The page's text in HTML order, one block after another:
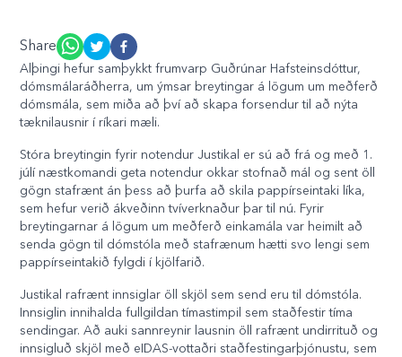
Share
Alþingi hefur samþykkt frumvarp Guðrúnar Hafsteinsdóttur,
dómsmálaráðherra, um ýmsar breytingar á lögum um meðferð
dómsmála, sem miða að því að skapa forsendur til að nýta
tæknilausnir í ríkari mæli.
Stóra breytingin fyrir notendur Justikal er sú að frá og með 1.
júlí næstkomandi geta notendur okkar stofnað mál og sent öll
gögn stafrænt án þess að þurfa að skila pappírseintaki líka,
sem hefur verið ákveðinn tvíverknaður þar til nú. Fyrir
breytingarnar á lögum um meðferð einkamála var heimilt að
senda gögn til dómstóla með stafrænum hætti svo lengi sem
pappírseintakið fylgdi í kjölfarið.
Justikal rafrænt innsiglar öll skjöl sem send eru til dómstóla.
Innsiglin innihalda fullgildan tímastimpil sem staðfestir tíma
sendingar. Að auki sannreynir lausnin öll rafrænt undirrituð og
innsigluð skjöl með eIDAS-vottaðri staðfestingarþjónustu, sem